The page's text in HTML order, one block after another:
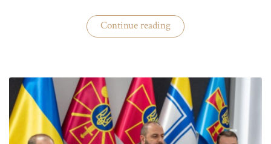
Continue reading«Комитет
ВР
налогов»